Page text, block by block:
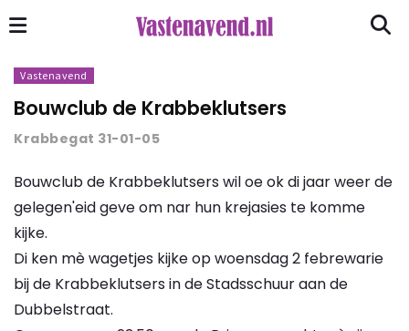
Vastenavend
Bouwclub de Krabbeklutsers
Krabbegat 31-01-05
Bouwclub de Krabbeklutsers wil oe ok di jaar weer de
gelegen'eid geve om nar hun krejasies te komme
kijke.
Di ken mè wagetjes kijke op woensdag 2 febrewarie
bij de Krabbeklutsers in de Stadsschuur aan de
Dubbelstraat.